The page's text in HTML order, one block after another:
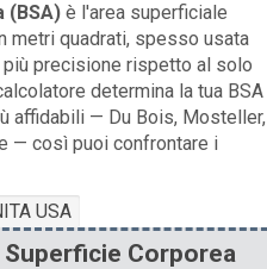
(BSA) è l'area superficiale
metri quadrati, spesso usata
precisione rispetto al solo
determina la tua BSA
affidabili — Du Bois, Mosteller,
— così puoi confrontare i
USA
Corporea